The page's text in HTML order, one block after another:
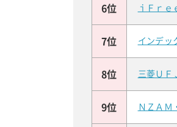
6位 ｉＦｒｅ
7位 インデッ
8位 三菱ＵＦ
9位 ＮＺＡＭ